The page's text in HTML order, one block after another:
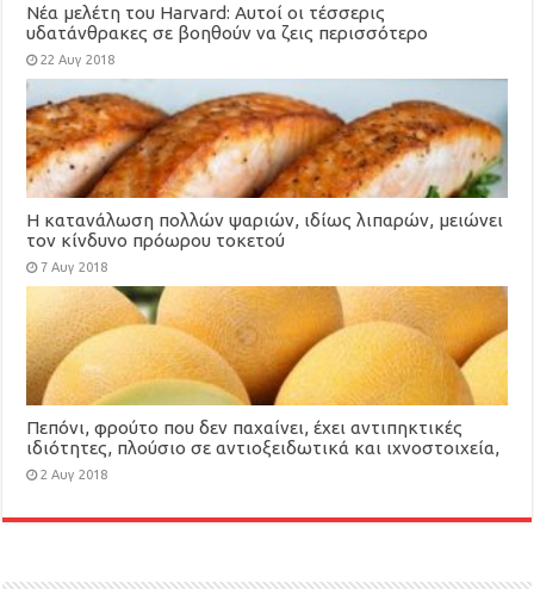
Νέα μελέτη του Harvard: Αυτοί οι τέσσερις
υδατάνθρακες σε βοηθούν να ζεις περισσότερο
22 Αυγ 2018
Η κατανάλωση πολλών ψαριών, ιδίως λιπαρών, μειώνει
τον κίνδυνο πρόωρου τοκετού
7 Αυγ 2018
Πεπόνι, φρούτο που δεν παχαίνει, έχει αντιπηκτικές
ιδιότητες, πλούσιο σε αντιοξειδωτικά και ιχνοστοιχεία,
βοηθά στο αδυνάτισμα
2 Αυγ 2018